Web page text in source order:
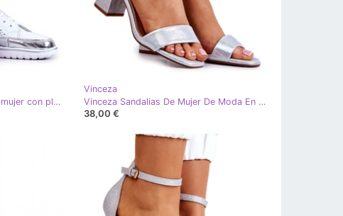
Vinceza Zapatos calados de mujer con plataforma blanco Deloren
Vinceza
Vinceza Sandalias De Mujer De Moda En Un Tacón Plata Lucida
38,00 €